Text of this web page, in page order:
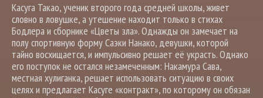
Касуга Такао, ученик второго года средней школы, живет
словно в ловушке, а утешение находит только в стихах
Бодлера и сборнике «Цветы зла». Однажды он замечает на
полу спортивную форму Саэки Нанако, девушки, которой
тайно восхищается, и импульсивно решает её украсть. Однако
его поступок не остался незамеченным: Накамура Сава,
местная хулиганка, решает использовать ситуацию в своих
целях и предлагает Касуге «контракт», по которому он обязан